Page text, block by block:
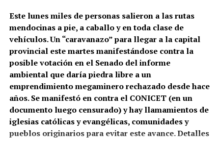
Correpi (la Coordinadora contra la represión policial e
institucional), afirmó: “Juan Gabriel recibió un impacto
directo al cuerpo. No sabemos todavía qué tipo de
cartuchería utilizaron, pero a corta distancia y directo a
zonas vitales como tórax y abdomen, un disparo de
escopeta es letal, tanto con cartuchos antitumulto (con
postas de goma) o todo propósito (con postas de
plomo). Hasta un cartucho de estruendo (sin munición)
puede herir o matar a corta distancia. Por eso los
protocolos de uso de armas largas prohíben
Este lunes miles de personas salieron a las rutas
mendocinas a pie, a caballo y en toda clase de
vehículos. Un “caravanazo” para llegar a la capital
provincial este martes manifestándose contra la
posible votación en el Senado del informe
ambiental que daría piedra libre a un
emprendimiento megaminero rechazado desde hace
años. Se manifestó en contra el CONICET (en un
documento luego censurado) y hay llamamientos de
iglesias católicas y evangélicas, comunidades y
pueblos originarios para evitar este avance. Detalles